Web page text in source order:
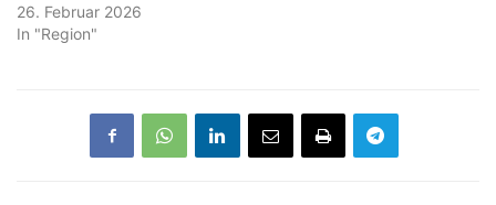
26. Februar 2026
In "Region"